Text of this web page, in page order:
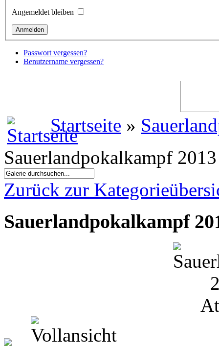
Angemeldet bleiben
Passwort vergessen?
Benutzername vergessen?
Startseite »
Sauerlandpokalkampf
Zurück zur
Sauerlandpokalkampf